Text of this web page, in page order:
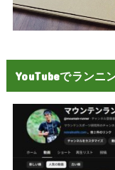
YouTubeでランニ